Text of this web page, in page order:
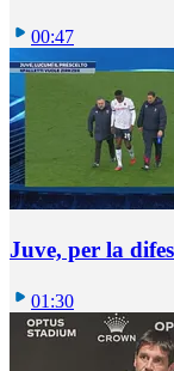
00:47
Juve, per la
01:30